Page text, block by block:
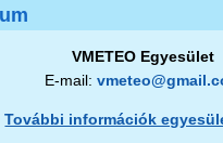
VMETEO Egyesület
E-mail:
További információk